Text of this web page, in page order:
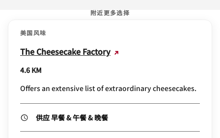
附近更多选择
美国风味
The Cheesecake Factory
4.6 KM
Offers an extensive list of extraordinary cheesecakes.
供应 早餐 & 午餐 & 晚餐